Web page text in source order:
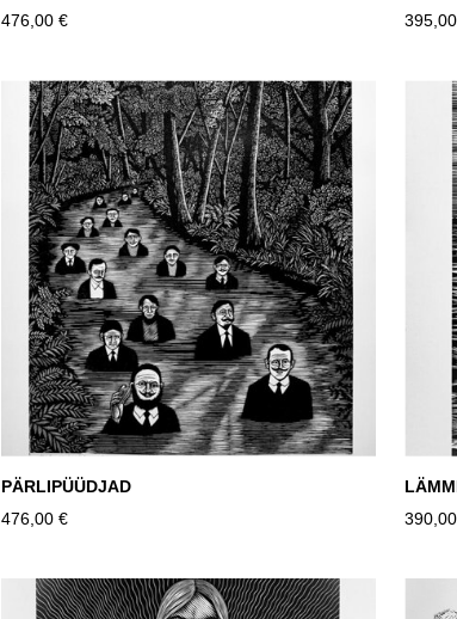
476,00 €
PÄRLIPÜÜDJAD
476,00 €